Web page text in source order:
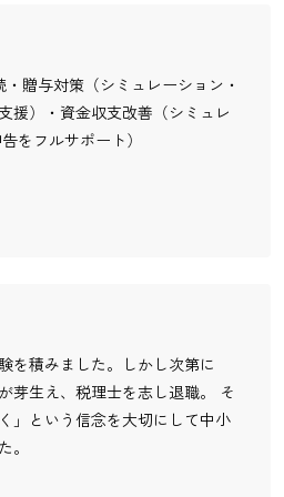
贈与対策（シミュレーション・
援）・資金収支改善（シミュレ
をフルサポート）
を積みました。しかし次第に
芽生え、税理士を志し退職。 そ
」という信念を大切にして中小